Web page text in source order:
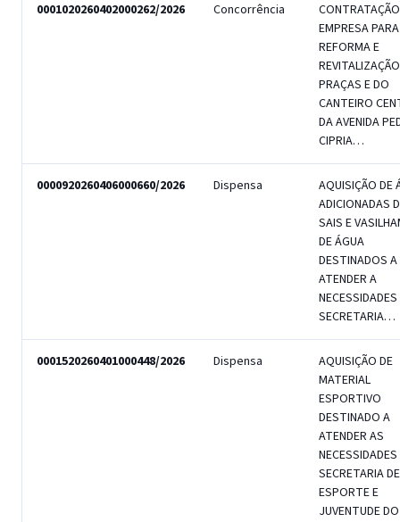
0001020260402000262/2026 Concorrência
EMPRESA PARA
REFORMA E
PRAÇAS E DO
CANTEIRO
DA AVENIDA
CIPRIA…
0000920260406000660/2026 Dispensa
AQUISIÇÃO DE
ADICIONADAS
SAIS E
DE ÁGUA
DESTINADOS A
ATENDER A
SECRETARIA…
0001520260401000448/2026 Dispensa
AQUISIÇÃO DE
MATERIAL
ESPORTIVO
DESTINADO A
ATENDER AS
SECRETARIA DE
ESPORTE E
JUVENTUDE